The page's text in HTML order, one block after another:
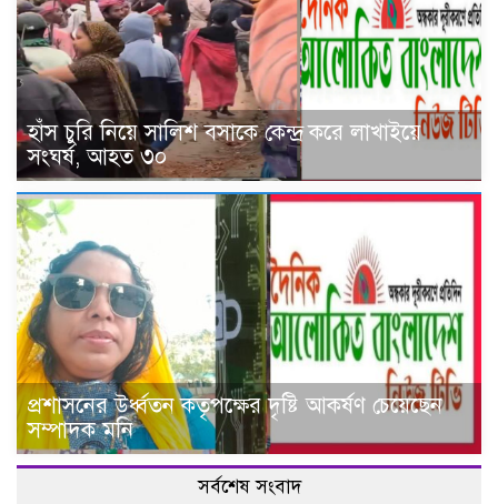
হাঁস চুরি নিয়ে সালিশ বসাকে কেন্দ্র করে লাখাইয়ে
সংঘর্ষ, আহত ৩০
প্রশাসনের উর্ধ্বতন কতৃপক্ষের দৃষ্টি আকর্ষণ চেয়েছেন
সম্পাদক মনি
সর্বশেষ সংবাদ